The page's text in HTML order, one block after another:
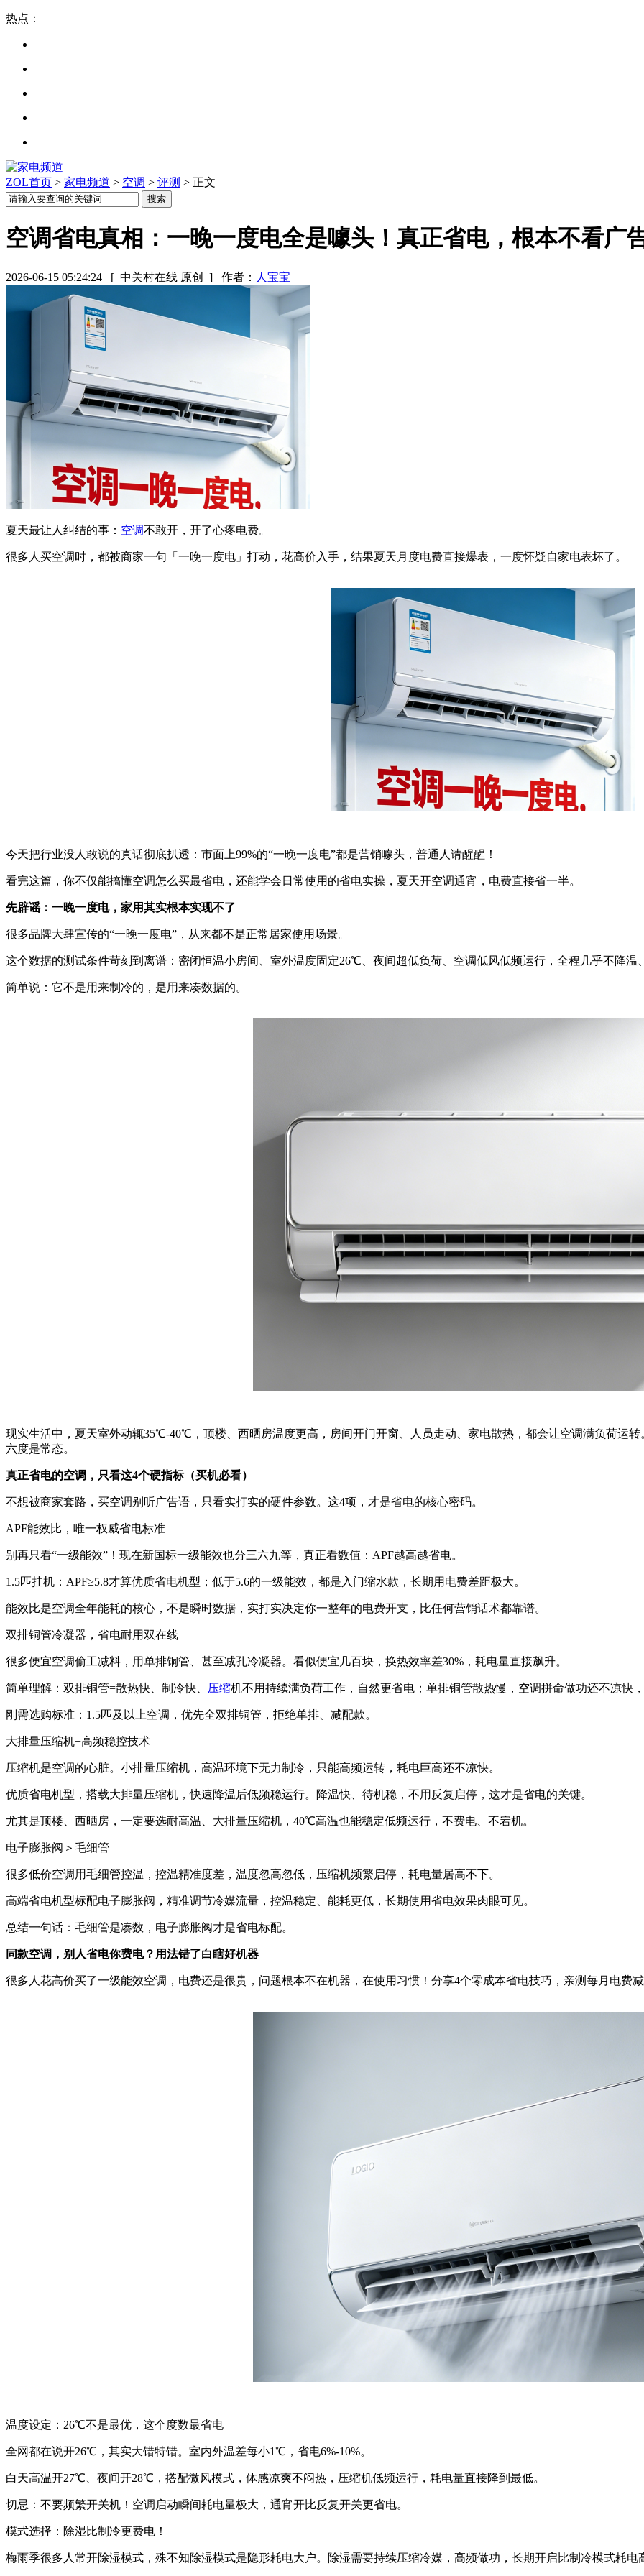
热点：
ZOL首页 > 家电频道 > 空调 > 评测 > 正文
空调省电真相：一晚一度电全是噱头！真正省电，根本不看广
2026-06-15 05:24:24 [ 中关村在线 原创 ] 作者： 人宝宝
夏天最让人纠结的事： 空调不敢开，开了心疼电费。
很多人买空调时，都被商家一句「一晚一度电」打动，花高价入手，结果夏天月度电费直接爆表，一度怀疑自家电表坏了。
今天把行业没人敢说的真话彻底扒透：市面上99%的“一晚一度电”都是营销噱头，普通人请醒醒！
看完这篇，你不仅能搞懂空调怎么买最省电，还能学会日常使用的省电实操，夏天开空调通宵，电费直接省一半。
先辟谣：一晚一度电，家用其实根本实现不了
很多品牌大肆宣传的“一晚一度电”，从来都不是正常居家使用场景。
这个数据的测试条件苛刻到离谱：密闭恒温小房间、室外温度固定26℃、夜间超低负荷、空调低风低频运行，全程几乎不降温
简单说：它不是用来制冷的，是用来凑数据的。
现实生活中，夏天室外动辄35℃-40℃，顶楼、西晒房温度更高，房间开门开窗、人员走动、家电散热，都会让空调满负荷运
六度是常态。
真正省电的空调，只看这4个硬指标（买机必看）
不想被商家套路，买空调别听广告语，只看实打实的硬件参数。这4项，才是省电的核心密码。
APF能效比，唯一权威省电标准
别再只看“一级能效”！现在新国标一级能效也分三六九等，真正看数值：APF越高越省电。
1.5匹挂机：APF≥5.8才算优质省电机型；低于5.6的一级能效，都是入门缩水款，长期用电费差距极大。
能效比是空调全年能耗的核心，不是瞬时数据，实打实决定你一整年的电费开支，比任何营销话术都靠谱。
双排铜管冷凝器，省电耐用双在线
很多便宜空调偷工减料，用单排铜管、甚至减孔冷凝器。看似便宜几百块，换热效率差30%，耗电量直接飙升。
简单理解：双排铜管=散热快、制冷快、 压缩机不用持续满负荷工作，自然更省电；单排铜管散热慢，空调拼命做功还不凉快
刚需选购标准：1.5匹及以上空调，优先全双排铜管，拒绝单排、减配款。
大排量压缩机+高频稳控技术
压缩机是空调的心脏。小排量压缩机，高温环境下无力制冷，只能高频运转，耗电巨高还不凉快。
优质省电机型，搭载大排量压缩机，快速降温后低频稳运行。降温快、待机稳，不用反复启停，这才是省电的关键。
尤其是顶楼、西晒房，一定要选耐高温、大排量压缩机，40℃高温也能稳定低频运行，不费电、不宕机。
电子膨胀阀＞毛细管
很多低价空调用毛细管控温，控温精准度差，温度忽高忽低，压缩机频繁启停，耗电量居高不下。
高端省电机型标配电子膨胀阀，精准调节冷媒流量，控温稳定、能耗更低，长期使用省电效果肉眼可见。
总结一句话：毛细管是凑数，电子膨胀阀才是省电标配。
同款空调，别人省电你费电？用法错了白瞎好机器
很多人花高价买了一级能效空调，电费还是很贵，问题根本不在机器，在使用习惯！分享4个零成本省电技巧，亲测每月电费
温度设定：26℃不是最优，这个度数最省电
全网都在说开26℃，其实大错特错。室内外温差每小1℃，省电6%-10%。
白天高温开27℃、夜间开28℃，搭配微风模式，体感凉爽不闷热，压缩机低频运行，耗电量直接降到最低。
切忌：不要频繁开关机！空调启动瞬间耗电量极大，通宵开比反复开关更省电。
模式选择：除湿比制冷更费电！
梅雨季很多人常开除湿模式，殊不知除湿模式是隐形耗电大户。除湿需要持续压缩冷媒，高频做功，长期开启比制冷模式耗电